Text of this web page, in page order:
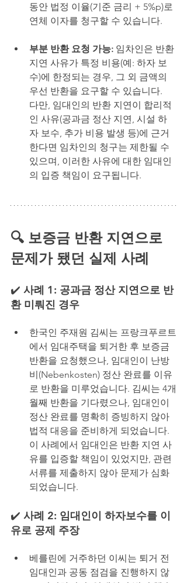
동안 법정 이율(기준 금리 + 5%p)로
연체 이자를 청구할 수 있습니다.
부분 반환 요청 가능: 임차인은 반환
지연 사유가 특정 비용(예: 하자 보
수)에 한정되는 경우, 그 외 금액의
우선 반환을 요구할 수 있습니다.
다만, 임대인의 반환 지연이 합리적
인 사유(공과금 정산 지연, 시설 하
자 보수, 추가 비용 발생 등)에 근거
한다면 임차인의 청구는 제한될 수
있으며, 이러한 사유에 대한 임대인
의 입증 책임이 요구됩니다.
🔍 보증금 반환 지연으로
문제가 됐던 실제 사례
✔️ 사례 1: 공과금 정산 지연으로 반
환 미뤄진 경우
한국인 주재원 김씨는 프랑크푸르트
에서 임대주택을 퇴거한 후 보증금
반환을 요청했으나, 임대인이 난방
비(Nebenkosten) 정산 완료를 이유
로 반환을 미루었습니다. 김씨는 4개
월째 반환을 기다렸으나, 임대인이
정산 완료를 명확히 증빙하지 않아
법적 대응을 준비하게 되었습니다.
이 사례에서 임대인은 반환 지연 사
유를 입증할 책임이 있었지만, 관련
서류를 제출하지 않아 문제가 심화
되었습니다.
✔️ 사례 2: 임대인이 하자보수를 이
유로 공제 주장
베를린에 거주하던 이씨는 퇴거 전
임대인과 공동 점검을 진행하지 않